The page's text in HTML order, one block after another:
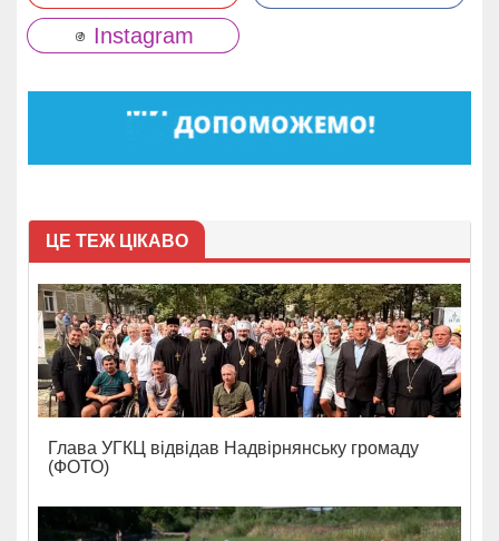
Instagram
ЦЕ ТЕЖ ЦІКАВО
Глава УГКЦ відвідав Надвірнянську громаду
(ФОТО)